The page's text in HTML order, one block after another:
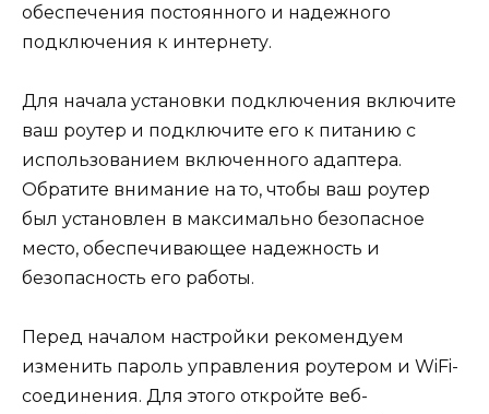
обеспечения постоянного и надежного
подключения к интернету.
Для начала установки подключения включите
ваш роутер и подключите его к питанию с
использованием включенного адаптера.
Обратите внимание на то, чтобы ваш роутер
был установлен в максимально безопасное
место, обеспечивающее надежность и
безопасность его работы.
Перед началом настройки рекомендуем
изменить пароль управления роутером и WiFi-
соединения. Для этого откройте веб-